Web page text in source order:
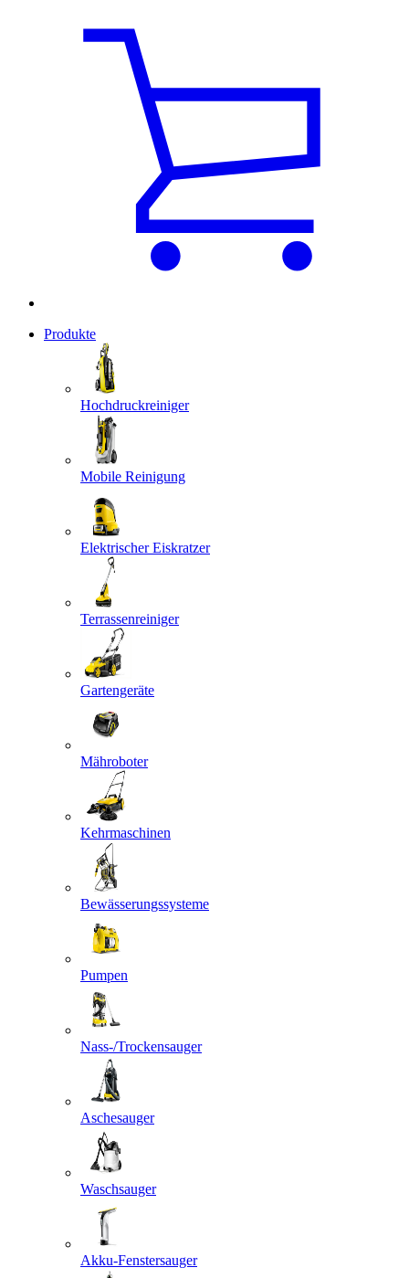
Produkte
Hochdruckreiniger
Mobile Reinigung
Elektrischer Eiskratzer
Terrassenreiniger
Gartengeräte
Mähroboter
Kehrmaschinen
Bewässerungssysteme
Pumpen
Nass-/Trockensauger
Aschesauger
Waschsauger
Akku-Fenstersauger